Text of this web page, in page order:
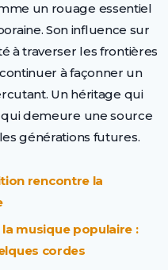
un rouage essentiel
Son influence sur
à traverser les frontières
à façonner un
Un héritage qui
qui demeure une source
générations futures.
rencontre la
la musique populaire :
cordes